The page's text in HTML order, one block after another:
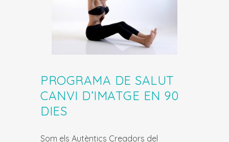
PROGRAMA DE SALUT
CANVI D’IMATGE EN 90
DIES
Som els Autèntics Creadors del